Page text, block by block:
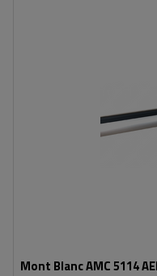
Mont Blanc AMC 5114